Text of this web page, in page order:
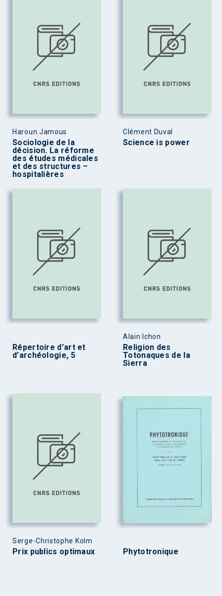
Haroun Jamous
Sociologie de la
décision. La réforme
des études médicales
et des structures –
hospitalières
Clément Duval
Science is power
Répertoire d’art et
d’archéologie, 5
Alain Ichon
Religion des
Totonaques de la
Sierra
Serge-Christophe Kolm
Prix publics optimaux Phytotronique